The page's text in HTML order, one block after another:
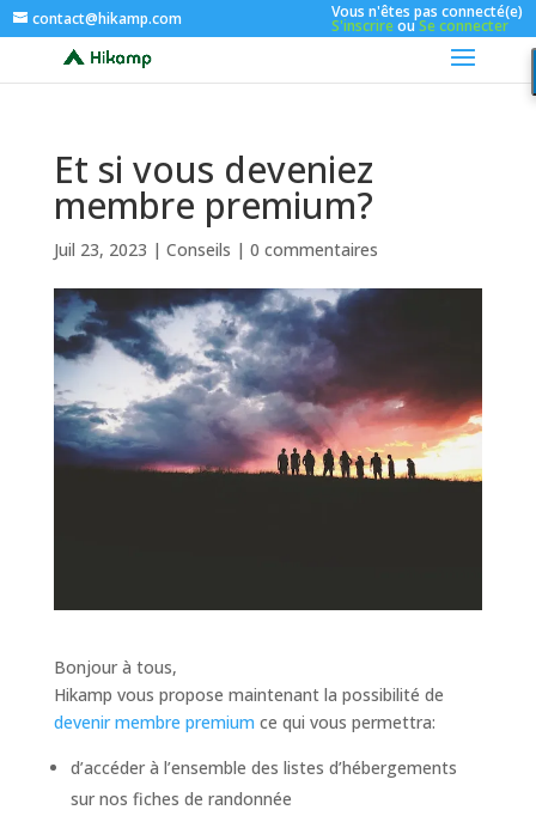
contact@hikamp.com Vous n'êtes pas connecté(e)
S'inscrireouSe connecter
Et si vous deveniez
membre premium?
Juil 23, 2023 | Conseils | 0 commentaires
Bonjour à tous,
Hikamp vous propose maintenant la possibilité de
devenir membre premium ce qui vous permettra:
d’accéder à l’ensemble des listes d’hébergements
sur nos fiches de randonnée